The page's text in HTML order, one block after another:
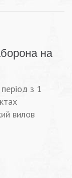
на
з 1
вилов